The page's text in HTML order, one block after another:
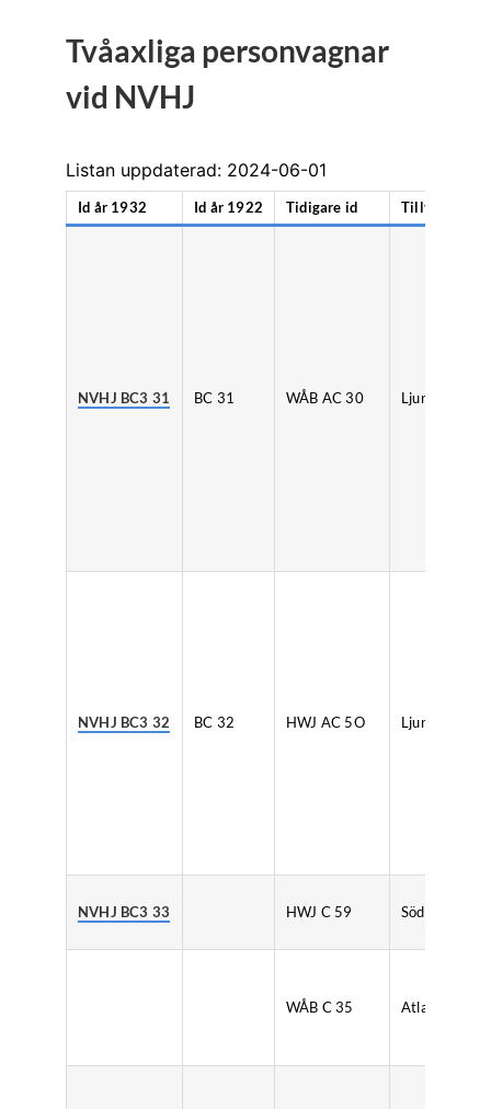
Tvåaxliga personvagnar
vid NVHJ
Listan uppdaterad: 2024-06-01
Id år 1932 Id år 1922 Tidigare id Tillverkare
NVHJ BC3 31 BC 31 WÅB AC 30 Ljunggrens
NVHJ BC3 32 BC 32 HWJ AC 5O Ljunggrens
NVHJ BC3 33 HWJ C 59 Södertelge
WÅB C 35 Atlas